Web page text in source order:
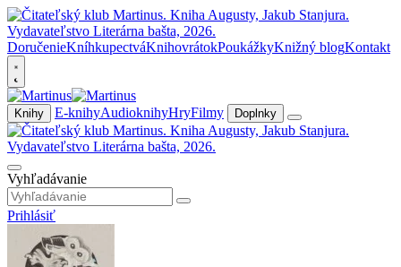
DoručenieKníhkupectváKnihovrátokPoukážkyKnižný blogKontakt
Knihy E-knihyAudioknihyHryFilmy Doplnky
Vyhľadávanie
Prihlásiť